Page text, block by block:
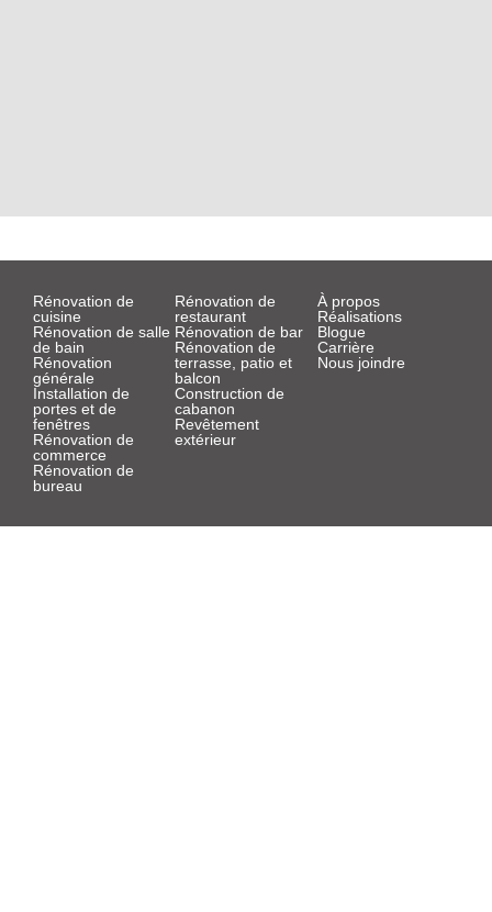
Rénovation de
cuisine
Rénovation de salle
de bain
Rénovation
générale
Installation de
portes et de
fenêtres
Rénovation de
commerce
Rénovation de
bureau
Rénovation de
restaurant
Rénovation de bar
Rénovation de
terrasse, patio et
balcon
Construction de
cabanon
Revêtement
extérieur
À propos
Réalisations
Blogue
Carrière
Nous joindre